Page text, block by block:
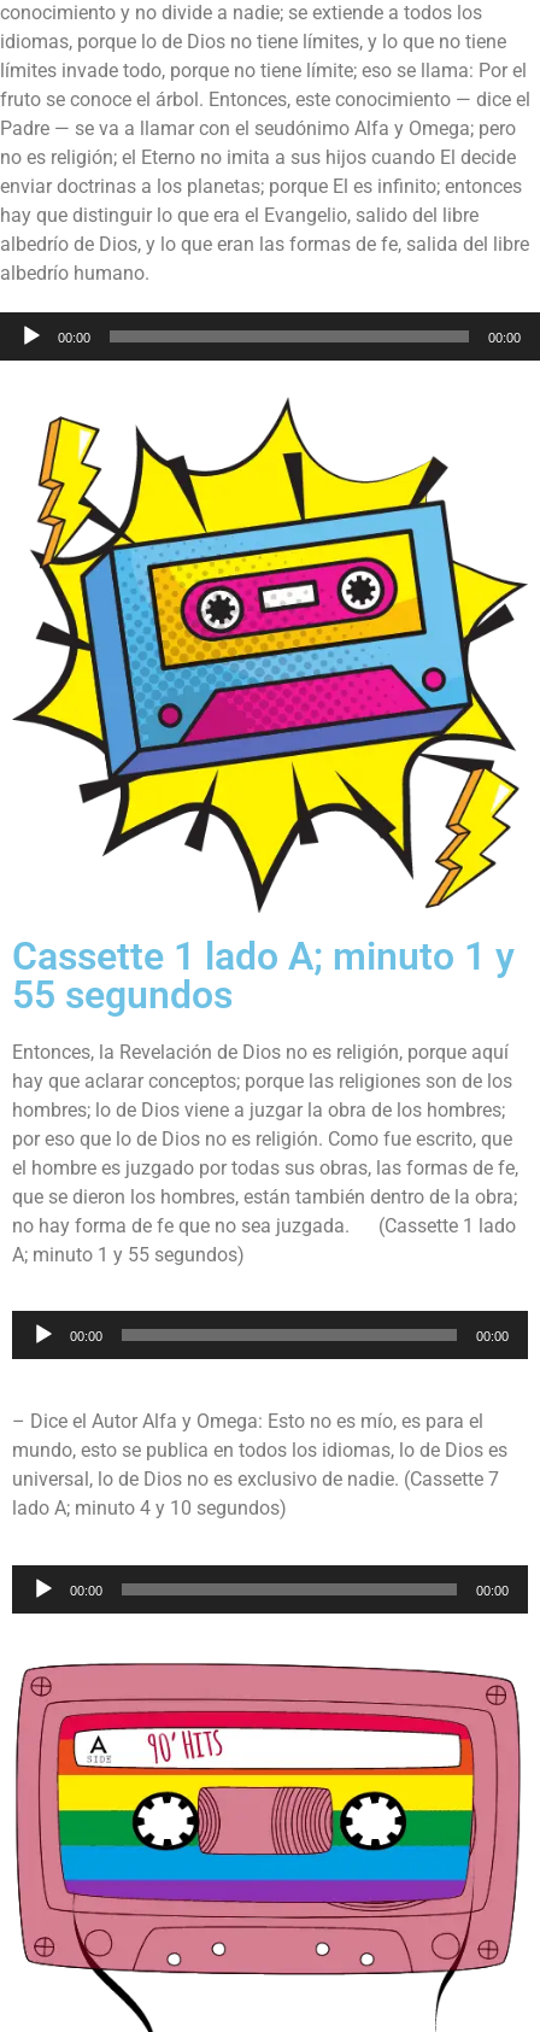
conocimiento y no divide a nadie; se extiende a todos los
idiomas, porque lo de Dios no tiene límites, y lo que no tiene
límites invade todo, porque no tiene límite; eso se llama: Por el
fruto se conoce el árbol. Entonces, este conocimiento — dice el
Padre — se va a llamar con el seudónimo Alfa y Omega; pero
no es religión; el Eterno no imita a sus hijos cuando El decide
enviar doctrinas a los planetas; porque El es infinito; entonces
hay que distinguir lo que era el Evangelio, salido del libre
albedrío de Dios, y lo que eran las formas de fe, salida del libre
albedrío humano.
Reproductor
de
00:00 00:00
Cassette 1 lado A; minuto 1 y
55 segundos
Entonces, la Revelación de Dios no es religión, porque aquí
hay que aclarar conceptos; porque las religiones son de los
hombres; lo de Dios viene a juzgar la obra de los hombres;
por eso que lo de Dios no es religión. Como fue escrito, que
el hombre es juzgado por todas sus obras, las formas de fe,
que se dieron los hombres, están también dentro de la obra;
no hay forma de fe que no sea juzgada. (Cassette 1 lado
A; minuto 1 y 55 segundos)
Reproductor
de
00:00 00:00
– Dice el Autor Alfa y Omega: Esto no es mío, es para el
mundo, esto se publica en todos los idiomas, lo de Dios es
universal, lo de Dios no es exclusivo de nadie. (Cassette 7
lado A; minuto 4 y 10 segundos)
Reproductor
00:00 00:00